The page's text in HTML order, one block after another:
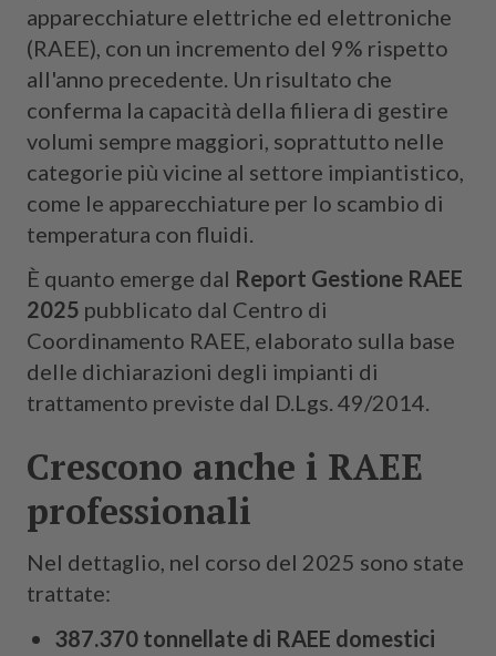
apparecchiature elettriche ed elettroniche
(RAEE), con un incremento del 9% rispetto
all'anno precedente. Un risultato che
conferma la capacità della filiera di gestire
volumi sempre maggiori, soprattutto nelle
categorie più vicine al settore impiantistico,
come le apparecchiature per lo scambio di
temperatura con fluidi.
È quanto emerge dal Report Gestione RAEE
2025 pubblicato dal Centro di
Coordinamento RAEE, elaborato sulla base
delle dichiarazioni degli impianti di
trattamento previste dal D.Lgs. 49/2014.
Crescono anche i RAEE
professionali
Nel dettaglio, nel corso del 2025 sono state
trattate:
387.370 tonnellate di RAEE domestici